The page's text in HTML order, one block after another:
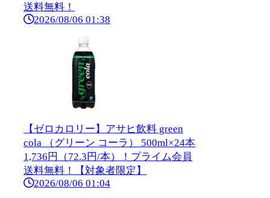
送料無料！
2026/08/06 01:38
【ゼロカロリー】アサヒ飲料 green
cola （グリーン コーラ） 500ml×24本
1,736円（72.3円/本）！プライム会員
送料無料！【対象者限定】
2026/08/06 01:04